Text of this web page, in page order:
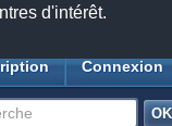
d'intérêt.
-469lecteurs connectés
Connexion